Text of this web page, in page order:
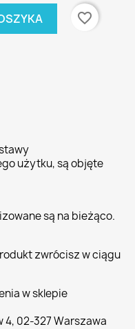
favorite_border
użytku, są objęte
są na bieżąco.
zwrócisz w ciągu
w sklepie
4, 02-327 Warszawa